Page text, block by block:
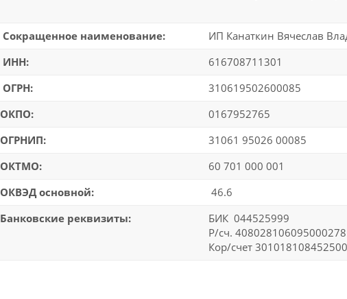
Сокращенное наименование:
ИП Канаткин Вячеслав
ИНН:
616708711301
ОГРН:
310619502600085
ОКПО:
0167952765
ОГРНИП:
31061 95026 00085
ОКТМО:
60 701 000 001
ОКВЭД основной:
46.6
Банковские реквизиты:
БИК 044525999
Р/сч.
Кор/счет